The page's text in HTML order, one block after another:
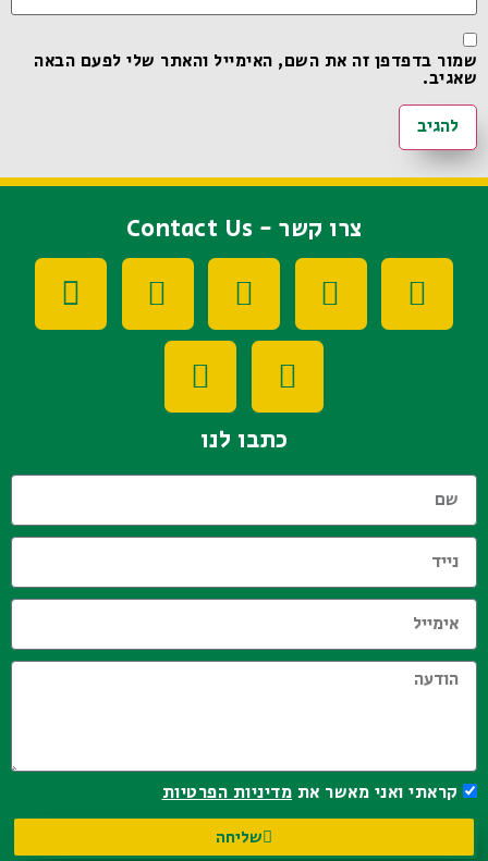
שמור בדפדפן זה את השם, האימייל והאתר שלי לפעם הבאה
שאגיב.
צרו קשר - Contact Us
כתבו לנו
קראתי ואני מאשר את מדיניות הפרטיות
שליחה